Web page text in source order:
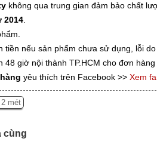
không qua trung gian đảm bảo chất
2014.
tiền nếu sản phẩm chưa sử dụng, lỗi
48 giờ nội thành TP.HCM cho đơn
yêu thích trên Facebook >> Xem
mét
cùng